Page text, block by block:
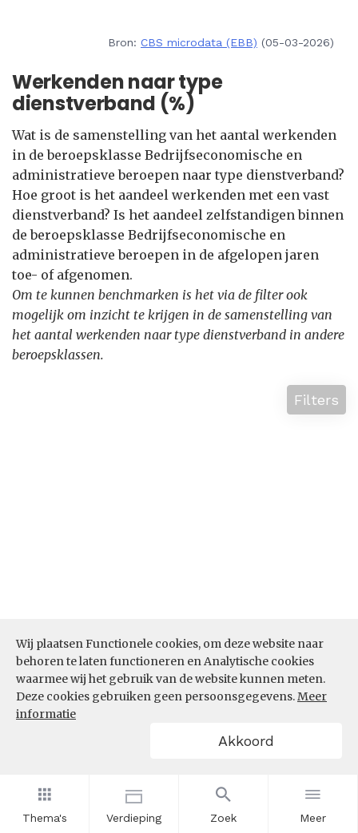
Thema's Verdieping Zoek Meer
Wij plaatsen Functionele cookies, om deze website naar
behoren te laten functioneren en Analytische cookies
waarmee wij het gebruik van de website kunnen meten.
Deze cookies gebruiken geen persoonsgegevens.Meer
informatie
Akkoord
Bron: CBS microdata (EBB) (05-03-2026)
Werkenden naar type
dienstverband (%)
Wat is de samenstelling van het aantal werkenden
in de beroepsklasse Bedrijfseconomische en
administratieve beroepen naar type dienstverband?
Hoe groot is het aandeel werkenden met een vast
dienstverband? Is het aandeel zelfstandigen binnen
de beroepsklasse Bedrijfseconomische en
administratieve beroepen in de afgelopen jaren
toe- of afgenomen.
Om te kunnen benchmarken is het via de filter ook
mogelijk om inzicht te krijgen in de samenstelling van
het aantal werkenden naar type dienstverband in andere
beroepsklassen.
Filters
Bron:CBS microdata (EBB) (05-03-2026)